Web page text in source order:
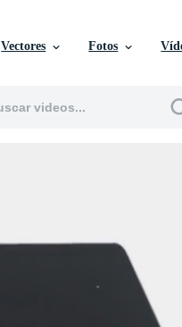
Vectores Fotos